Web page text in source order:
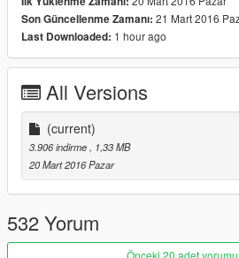
Son Güncellenme Zamanı: 21 Mart 2016
Last Downloaded: 1 hour ago
All Versions
(current)
3.906 indirme
, 1,33 MB
20 Mart 2016 Pazar
532 Yorum
Önceki 20 adet